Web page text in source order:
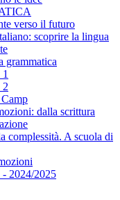
verso il futuro
scoprire la lingua
grammatica
2
dalla scrittura
complessità. A scuola di
- 2024/2025